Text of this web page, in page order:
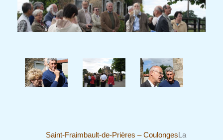
Saint-Fraimbault-de-Prières – Coulonges La